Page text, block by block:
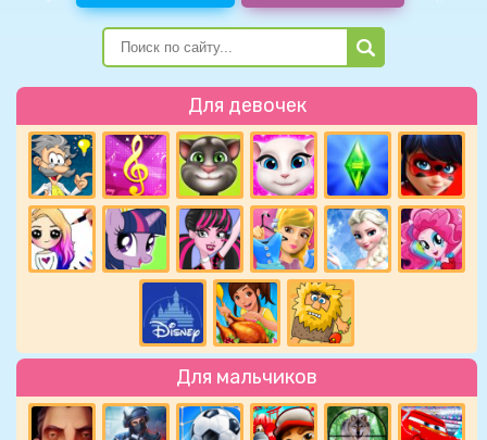
Для девочек
Для мальчиков